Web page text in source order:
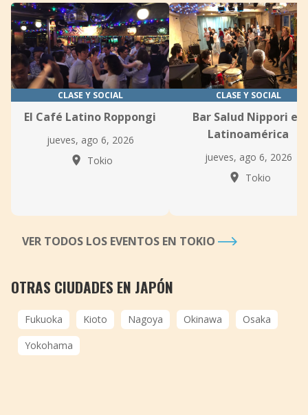
CLASE Y SOCIAL
El Café Latino Roppongi
jueves, ago 6, 2026
Tokio
CLASE Y SOCIAL
Bar Salud Nippori en
Latinoamérica
jueves, ago 6, 2026
Tokio
VER TODOS LOS EVENTOS EN TOKIO
OTRAS CIUDADES EN JAPÓN
Fukuoka Kioto Nagoya Okinawa
Osaka
Yokohama